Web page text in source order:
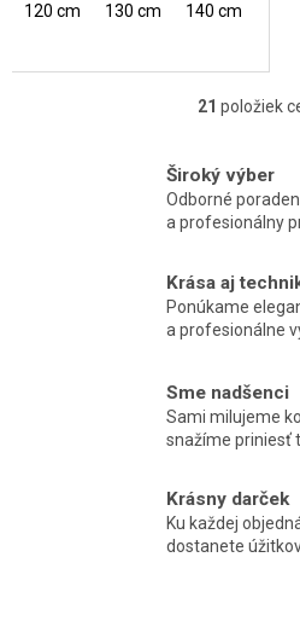
120 cm 130 cm 140 cm
O
á
d
a
i
e
p
k
y
v
i
s
u
21 položiek
Široký výber
Odborné
a profesionálny
Krása aj
Ponúkame
a profesionálne
Sme nadšenci
Sami milujeme
snažíme priniesť
Krásny darček
Ku každej
dostanete